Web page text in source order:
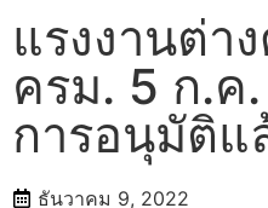
บริการ
คู่มือ
ความรู้
ประเทศ
แรงงานต่า
ครม. 5 ก.ค
การอนุมัติแ
ธันวาคม 9, 2022